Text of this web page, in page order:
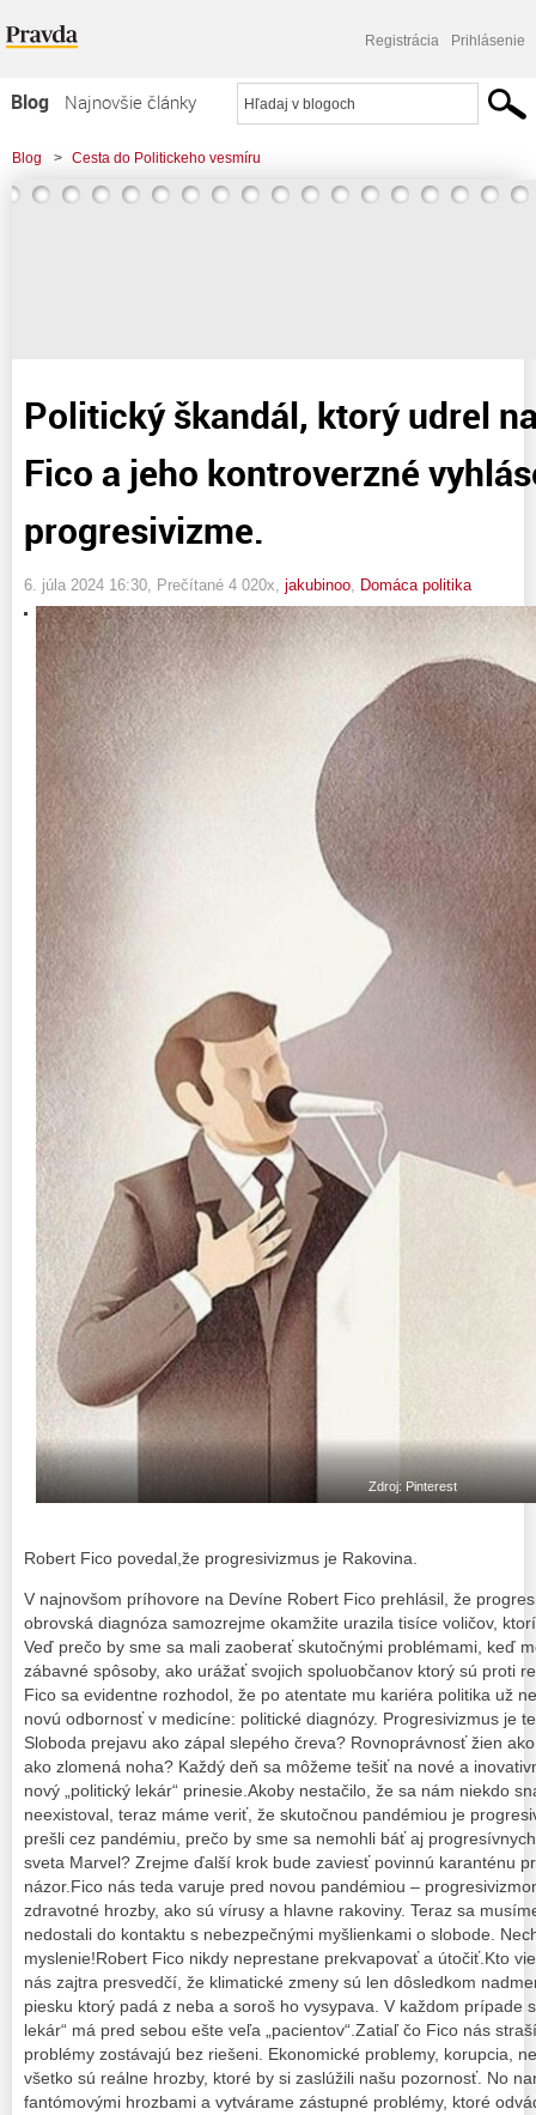
Registrácia Prihlásenie
Blog
Najnovšie články
Najčítanejšie články
Najkomentovanejšie články
Blog > Cesta do Politickeho vesmíru
> Politický škandál, ktorý udrel na Slovensko: Fico a jeho kontroverzné
Politický škandál, ktorý udrel
Fico a jeho kontroverzné
progresivizme.
6. júla 2024 16:30 , Prečítané 4 020x, jakubinoo Domáca politika
Zdroj: Pinterest
Robert Fico povedal,že progresivizmus je Rakovina.
V najnovšom príhovore na Devíne Robert Fico prehlásil, že
obrovská diagnóza samozrejme okamžite urazila tisíce voličov,
Veď prečo by sme sa mali zaoberať skutočnými problémami, keď
zábavné spôsoby, ako urážať svojich spoluobčanov ktorý sú proti
Fico sa evidentne rozhodol, že po atentate mu kariéra politika už
novú odbornosť v medicíne: politické diagnózy. Progresivizmus je
Sloboda prejavu ako zápal slepého čreva? Rovnoprávnosť žien
ako zlomená noha? Každý deň sa môžeme tešiť na nové a
nový „politický lekár“ prinesie.Akoby nestačilo, že sa nám niekdo
neexistoval, teraz máme veriť, že skutočnou pandémiou je
prešli cez pandémiu, prečo by sme sa nemohli báť aj
sveta Marvel? Zrejme ďalší krok bude zaviesť povinnú karanténu
názor.Fico nás teda varuje pred novou pandémiou –
zdravotné hrozby, ako sú vírusy a hlavne rakoviny. Teraz sa
nedostali do kontaktu s nebezpečnými myšlienkami o slobode.
myslenie!Robert Fico nikdy neprestane prekvapovať a útočiť.Kto
nás zajtra presvedčí, že klimatické zmeny sú len dôsledkom
piesku ktorý padá z neba a soroš ho vysypava. V každom prípade
lekár“ má pred sebou ešte veľa „pacientov“.Zatiaľ čo Fico nás
problémy zostávajú bez riešeni. Ekonomické problemy, korupcia,
všetko sú reálne hrozby, ktoré by si zaslúžili našu pozornosť. No
fantómovými hrozbami a vytvárame zástupné problémy, ktoré